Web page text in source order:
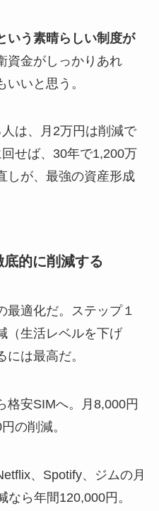
いう素晴らしい制度が
資金がしっかりあれ
いと思う。
は、月2万円は削減で
せば、30年で1,200万
しが、最強の資産形成
的に削減する
最適化だ。ステップ１
（生活レベルを下げ
は最高だ。
格安SIMへ。月8,000円
の削減。
、Spotify、ジムの月
ら年間120,000円。